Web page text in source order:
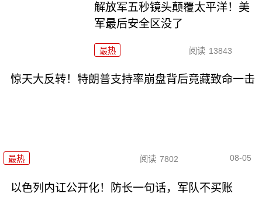
解放军五秒镜头颠覆太平洋！美
军最后安全区没了
最热 阅读 13843
惊天大反转！特朗普支持率崩盘背后竟藏致命一击
最热 阅读 7802 08-05
以色列内讧公开化！防长一句话，军队不买账